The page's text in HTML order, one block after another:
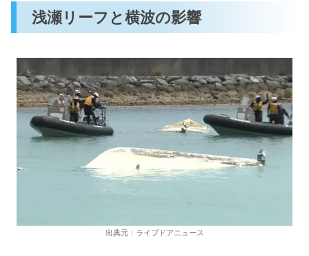
浅瀬リーフと横波の影響
出典元：ライブドアニュース